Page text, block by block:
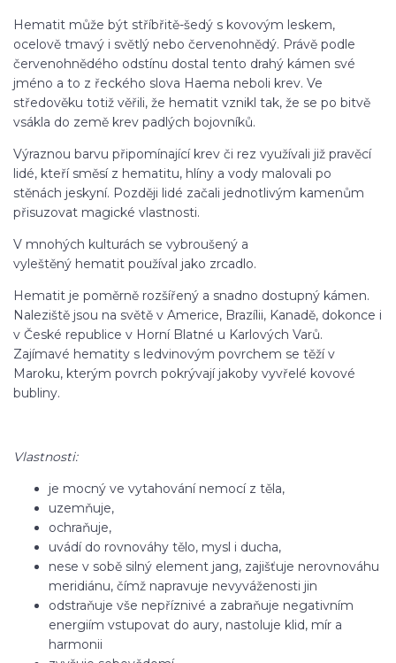
Hematit může být stříbřitě-šedý s kovovým leskem,
ocelově tmavý i světlý nebo červenohnědý. Právě podle
červenohnědého odstínu dostal tento drahý kámen své
jméno a to z řeckého slova Haema neboli krev. Ve
středověku totiž věřili, že hematit vznikl tak, že se po bitvě
vsákla do země krev padlých bojovníků.
Výraznou barvu připomínající krev či rez využívali již pravěcí
lidé, kteří směsí z hematitu, hlíny a vody malovali po
stěnách jeskyní. Později lidé začali jednotlivým kamenům
přisuzovat magické vlastnosti.
V mnohých kulturách se vybroušený a
vyleštěný hematit používal jako zrcadlo.
Hematit je poměrně rozšířený a snadno dostupný kámen.
Naleziště jsou na světě v Americe, Brazílii, Kanadě, dokonce i
v České republice v Horní Blatné u Karlových Varů.
Zajímavé hematity s ledvinovým povrchem se těží v
Maroku, kterým povrch pokrývají jakoby vyvřelé kovové
bubliny.
Vlastnosti:
je mocný ve vytahování nemocí z těla,
uzemňuje,
ochraňuje,
uvádí do rovnováhy tělo, mysl i ducha,
nese v sobě silný element jang, zajišťuje nerovnováhu
meridiánu, čímž napravuje nevyváženosti jin
odstraňuje vše nepříznivé a zabraňuje negativním
energiím vstupovat do aury, nastoluje klid, mír a
harmonii